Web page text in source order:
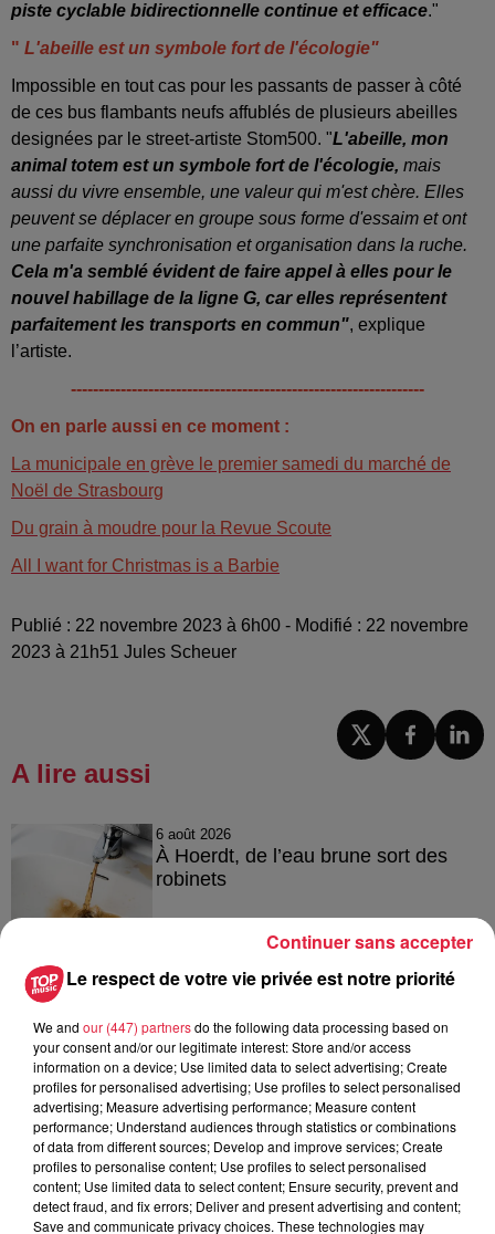
piste cyclable bidirectionnelle continue et efficace."
" L'abeille est un symbole fort de l'écologie"
Impossible en tout cas pour les passants de passer à côté
de ces bus flambants neufs affublés de plusieurs abeilles
designées par le street-artiste Stom500. "L'abeille, mon
animal totem est un symbole fort de l'écologie, mais
aussi du vivre ensemble, une valeur qui m'est chère. Elles
peuvent se déplacer en groupe sous forme d'essaim et ont
une parfaite synchronisation et organisation dans la ruche.
Cela m'a semblé évident de faire appel à elles pour le
nouvel habillage de la ligne G, car elles représentent
parfaitement les transports en commun", explique
l’artiste.
----------------------------------------------------------------
On en parle aussi en ce moment :
La municipale en grève le premier samedi du marché de
Noël de Strasbourg
Du grain à moudre pour la Revue Scoute
All I want for Christmas is a Barbie
Publié : 22 novembre 2023 à 6h00 - Modifié : 22 novembre
2023 à 21h51 Jules Scheuer
A lire aussi
6 août 2026
À Hoerdt, de l’eau brune sort des
robinets
6 août 2026
Catherine Trautmann réagit
6 août 2026
Au zoo de Mulhouse : rencontre
avec les flamants rouges
Le respect de votre vie privée est notre priorité
We and our (447) partnersdo the following data processing based on
your consent and/or our legitimate interest: Store and/or access
information on a device; Use limited data to select advertising; Create
profiles for personalised advertising; Use profiles to select personalised
advertising; Measure advertising performance; Measure content
performance; Understand audiences through statistics or combinations
of data from different sources; Develop and improve services; Create
profiles to personalise content; Use profiles to select personalised
content; Use limited data to select content; Ensure security, prevent and
detect fraud, and fix errors; Deliver and present advertising and content;
Save and communicate privacy choices. These technologies may
Continuer sans accepter